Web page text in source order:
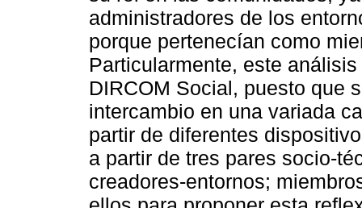
administradores de los
porque pertenecían como
Particularmente, este
DIRCOM Social, puesto que
intercambio en una variada
partir de diferentes
a partir de tres pares socio-
creadores-entornos;